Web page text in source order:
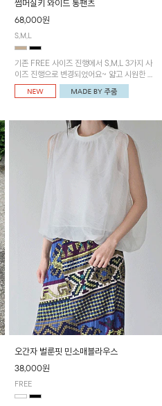
썸머실키 와이드 통팬츠
68,000원
S,M,L
기존 FREE 사이즈 진행에서 S,M,L 3가지 사
이즈 진행으로 변경되었어요~ 얇고 시원한 원
단으로 제작된 와이드팬츠! 베이직한 디자인으
로 코디 활용도가 높은 아이템이에요~
오간자 벌룬핏 민소매블라우스
38,000원
FREE